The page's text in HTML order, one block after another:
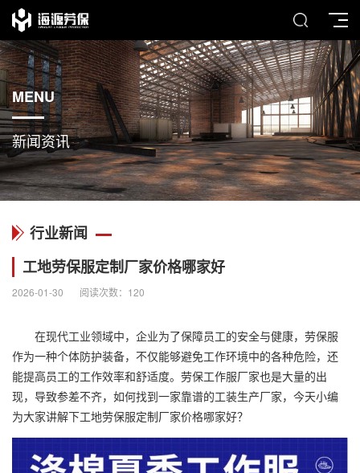
MENU
新闻资讯
行业新闻
工地劳保服定制厂家价格哪家好
2026-01-30 阅读次数： 120
在现代工业领域中，企业为了保障员工的安全与健康，劳保服
作为一种个体防护装备，不仅能够避免工作环境中的各种危险，还
能提高员工的工作效率和舒适度。劳保工作服厂家也是大量的出
现，导致参差不齐，如何找到一家靠谱的工装生产厂家，今天小编
为大家讲解下工地劳保服定制厂家价格哪家好？